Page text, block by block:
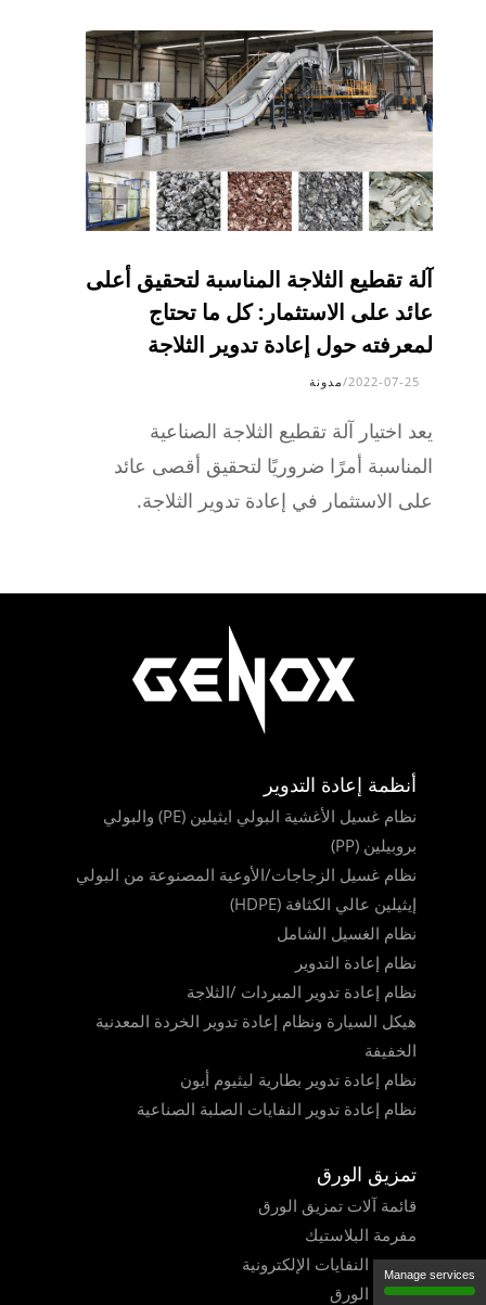
آلة تقطيع الثلاجة المناسبة لتحقيق أعلى
عائد على الاستثمار: كل ما تحتاج
لمعرفته حول إعادة تدوير الثلاجة
2022-07-25
/مدونة
يعد اختيار آلة تقطيع الثلاجة الصناعية
المناسبة أمرًا ضروريًا لتحقيق أقصى عائد
على الاستثمار في إعادة تدوير الثلاجة.
أنظمة إعادة التدوير
نظام غسيل الأغشية البولي ايثيلين (PE) والبولي
بروبيلين (PP)
نظام غسيل الزجاجات/الأوعية المصنوعة من البولي
إيثيلين عالي الكثافة (HDPE)
نظام الغسيل الشامل
نظام إعادة التدوير
نظام إعادة تدوير المبردات /الثلاجة
هيكل السيارة ونظام إعادة تدوير الخردة المعدنية
الخفيفة
نظام إعادة تدوير بطارية ليثيوم أيون
نظام إعادة تدوير النفايات الصلبة الصناعية
تمزيق الورق
قائمة آلات تمزيق الورق
مفرمة البلاستيك
مفرمة النفايات الإلكترونية
مفرمة الورق
Manage services